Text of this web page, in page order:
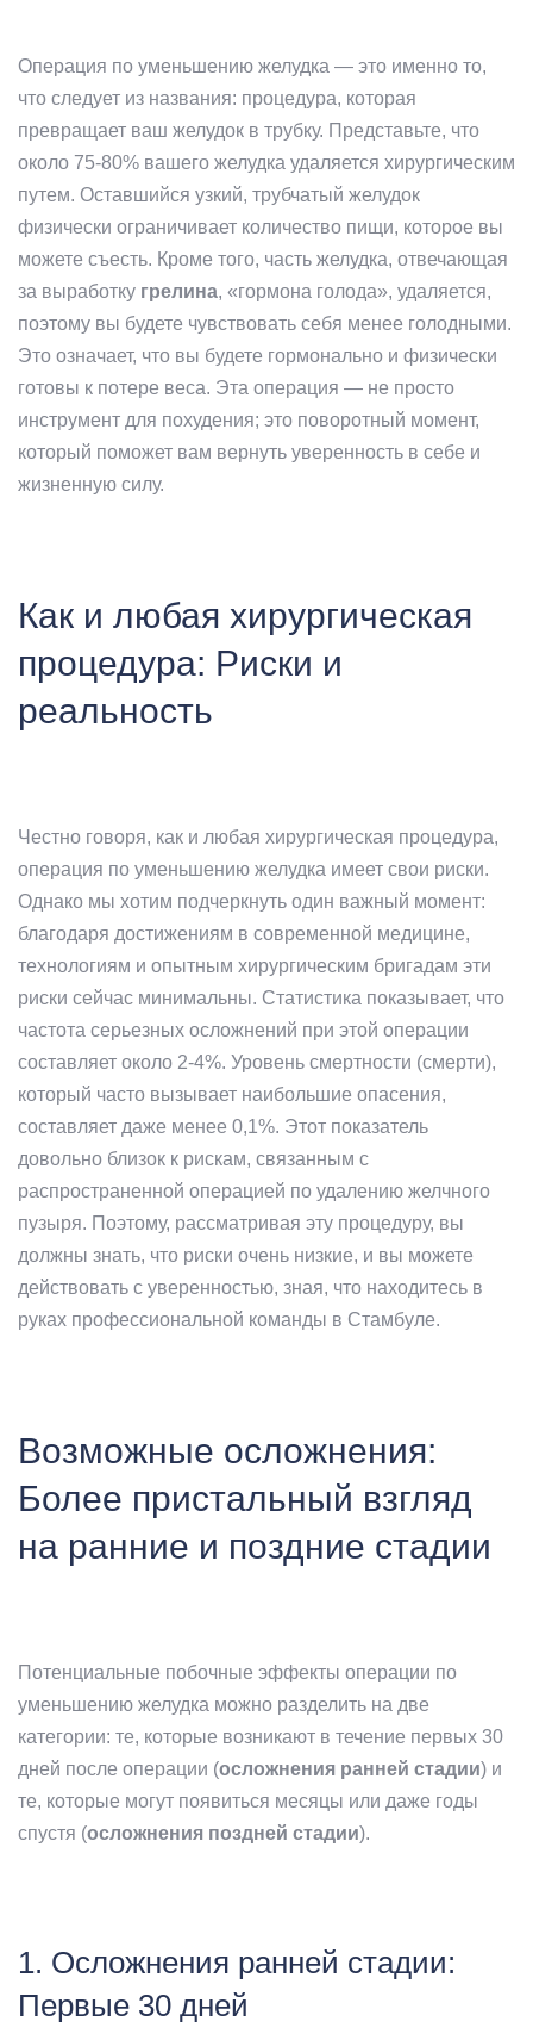
Операция по уменьшению желудка — это именно то,
что следует из названия: процедура, которая
превращает ваш желудок в трубку. Представьте, что
около 75-80% вашего желудка удаляется хирургическим
путем. Оставшийся узкий, трубчатый желудок
физически ограничивает количество пищи, которое вы
можете съесть. Кроме того, часть желудка, отвечающая
за выработку грелина, «гормона голода», удаляется,
поэтому вы будете чувствовать себя менее голодными.
Это означает, что вы будете гормонально и физически
готовы к потере веса. Эта операция — не просто
инструмент для похудения; это поворотный момент,
который поможет вам вернуть уверенность в себе и
жизненную силу.
Как и любая хирургическая
процедура: Риски и
реальность
Честно говоря, как и любая хирургическая процедура,
операция по уменьшению желудка имеет свои риски.
Однако мы хотим подчеркнуть один важный момент:
благодаря достижениям в современной медицине,
технологиям и опытным хирургическим бригадам эти
риски сейчас минимальны. Статистика показывает, что
частота серьезных осложнений при этой операции
составляет около 2-4%. Уровень смертности (смерти),
который часто вызывает наибольшие опасения,
составляет даже менее 0,1%. Этот показатель
довольно близок к рискам, связанным с
распространенной операцией по удалению желчного
пузыря. Поэтому, рассматривая эту процедуру, вы
должны знать, что риски очень низкие, и вы можете
действовать с уверенностью, зная, что находитесь в
руках профессиональной команды в Стамбуле.
Возможные осложнения:
Более пристальный взгляд
на ранние и поздние стадии
Потенциальные побочные эффекты операции по
уменьшению желудка можно разделить на две
категории: те, которые возникают в течение первых 30
дней после операции (осложнения ранней стадии) и
те, которые могут появиться месяцы или даже годы
спустя (осложнения поздней стадии).
1. Осложнения ранней стадии:
Первые 30 дней